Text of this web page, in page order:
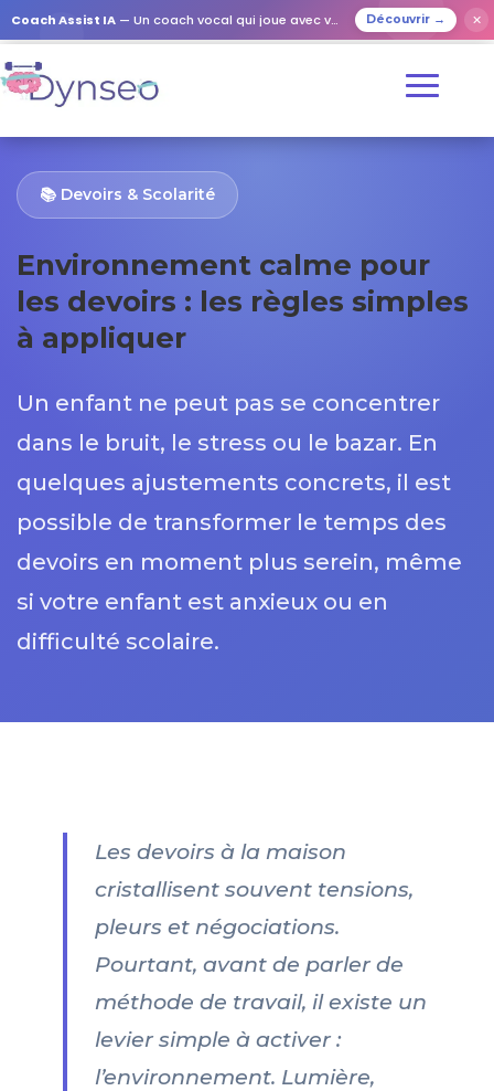
Coach Assist IA — Un coach vocal qui joue avec vos proches Découvrir → ✕
📚 Devoirs & Scolarité
Environnement calme pour
les devoirs : les règles simples
à appliquer
Un enfant ne peut pas se concentrer
dans le bruit, le stress ou le bazar. En
quelques ajustements concrets, il est
possible de transformer le temps des
devoirs en moment plus serein, même
si votre enfant est anxieux ou en
difficulté scolaire.
Les devoirs à la maison
cristallisent souvent tensions,
pleurs et négociations.
Pourtant, avant de parler de
méthode de travail, il existe un
levier simple à activer :
l’environnement. Lumière,